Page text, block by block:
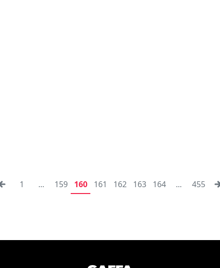
1 ... 159 160 161 162 163 164 ... 455